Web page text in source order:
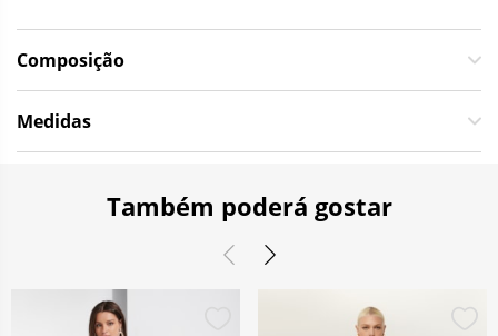
Composição
Medidas
Também poderá gostar